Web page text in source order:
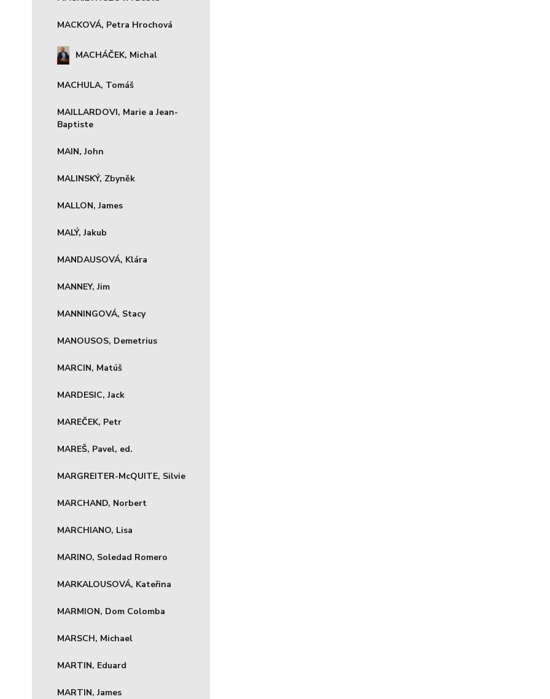
MACKOVÁ, Petra Hrochová
MACHÁČEK, Michal
MACHULA, Tomáš
MAILLARDOVI, Marie a Jean-
Baptiste
MAIN, John
MALINSKÝ, Zbyněk
MALLON, James
MALÝ, Jakub
MANDAUSOVÁ, Klára
MANNEY, Jim
MANNINGOVÁ, Stacy
MANOUSOS, Demetrius
MARCIN, Matúš
MARDESIC, Jack
MAREČEK, Petr
MAREŠ, Pavel, ed.
MARGREITER-McQUITE, Silvie
MARCHAND, Norbert
MARCHIANO, Lisa
MARINO, Soledad Romero
MARKALOUSOVÁ, Kateřina
MARMION, Dom Colomba
MARSCH, Michael
MARTIN, Eduard
MARTIN, James